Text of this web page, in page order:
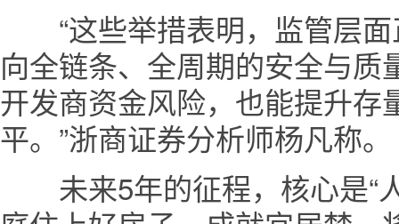
“这些举措表明，监管层面
向全链条、全周期的安全与
开发商资金风险，也能提升存
平。”浙商证券分析师杨凡称。
未来5年的征程，核心是“人